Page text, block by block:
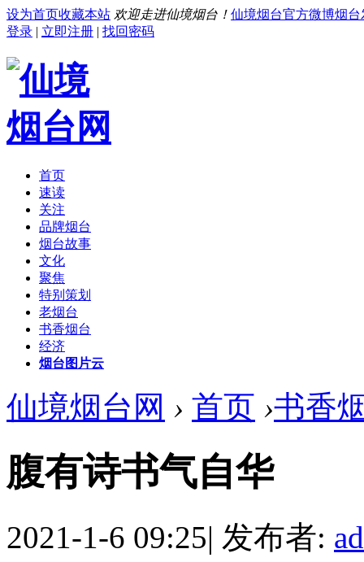
设为首页收藏本站 欢迎走进仙境烟台！ 仙境烟台官方微博烟台
登录 | 立即注册 | 找回密码
首页
速读
关注
品牌烟台
烟台故事
文化
聚焦
特别策划
老烟台
书香烟台
经济
烟台图片云
仙境烟台网 › 首页 ›书香
腹有诗书气自华
2021-1-6 09:25| 发布者: